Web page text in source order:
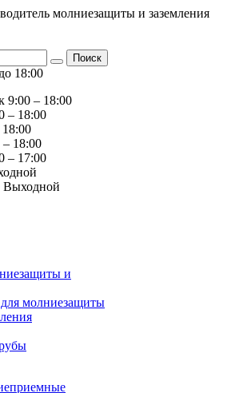
молниезащиты и заземления
Поиск
18:00
9:00 – 18:00
– 18:00
– 18:00
– 17:00
Выходной
и
молниезащиты